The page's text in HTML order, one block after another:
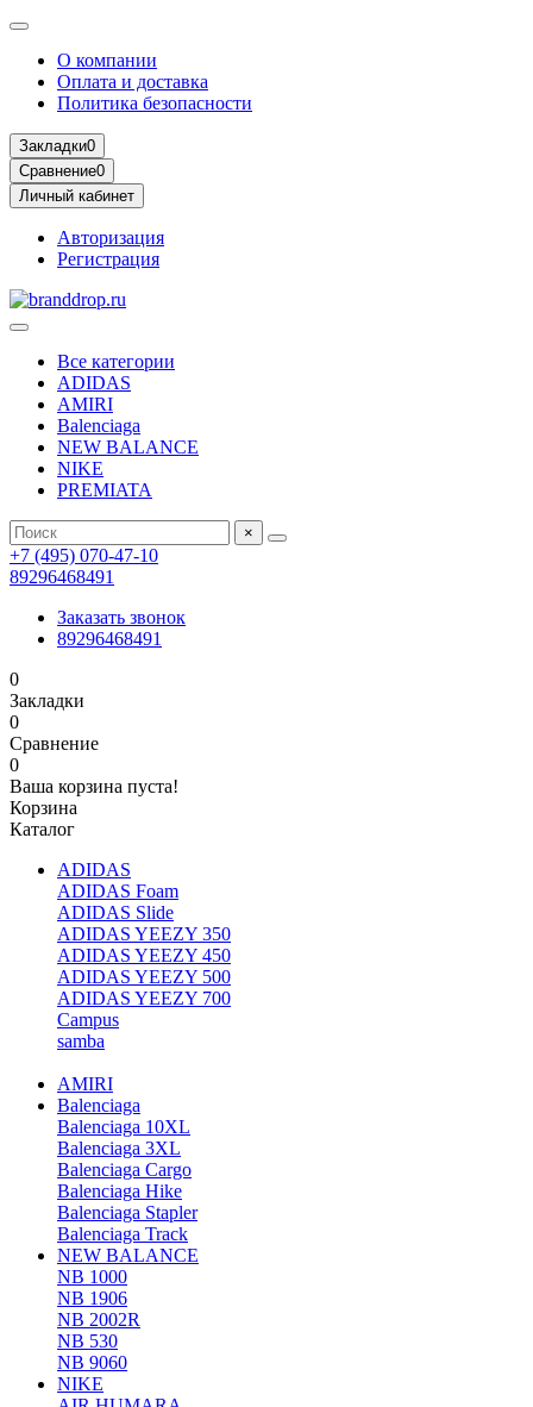
О компании
Оплата и доставка
Политика безопасности
Закладки0
Сравнение0
Личный кабинет
Авторизация
Регистрация
Все категории
ADIDAS
AMIRI
Balenciaga
NEW BALANCE
NIKE
PREMIATA
×
+7 (495) 070-47-10
89296468491
Заказать звонок
89296468491
0
Закладки
0
Сравнение
0
Ваша корзина пуста!
Корзина
Каталог
ADIDAS
ADIDAS Foam
ADIDAS Slide
ADIDAS YEEZY 350
ADIDAS YEEZY 450
ADIDAS YEEZY 500
ADIDAS YEEZY 700
Campus
samba
AMIRI
Balenciaga
Balenciaga 10XL
Balenciaga 3XL
Balenciaga Cargo
Balenciaga Hike
Balenciaga Stapler
Balenciaga Track
NEW BALANCE
NB 1000
NB 1906
NB 2002R
NB 530
NB 9060
NIKE